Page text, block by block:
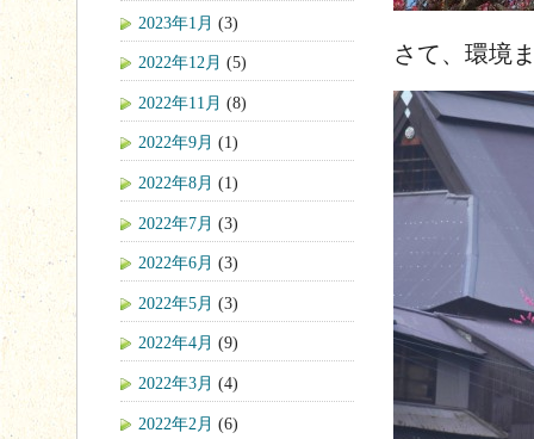
さて、環境
2023年1月 (3)
2022年12月 (5)
2022年11月 (8)
2022年9月 (1)
2022年8月 (1)
2022年7月 (3)
2022年6月 (3)
2022年5月 (3)
2022年4月 (9)
2022年3月 (4)
2022年2月 (6)